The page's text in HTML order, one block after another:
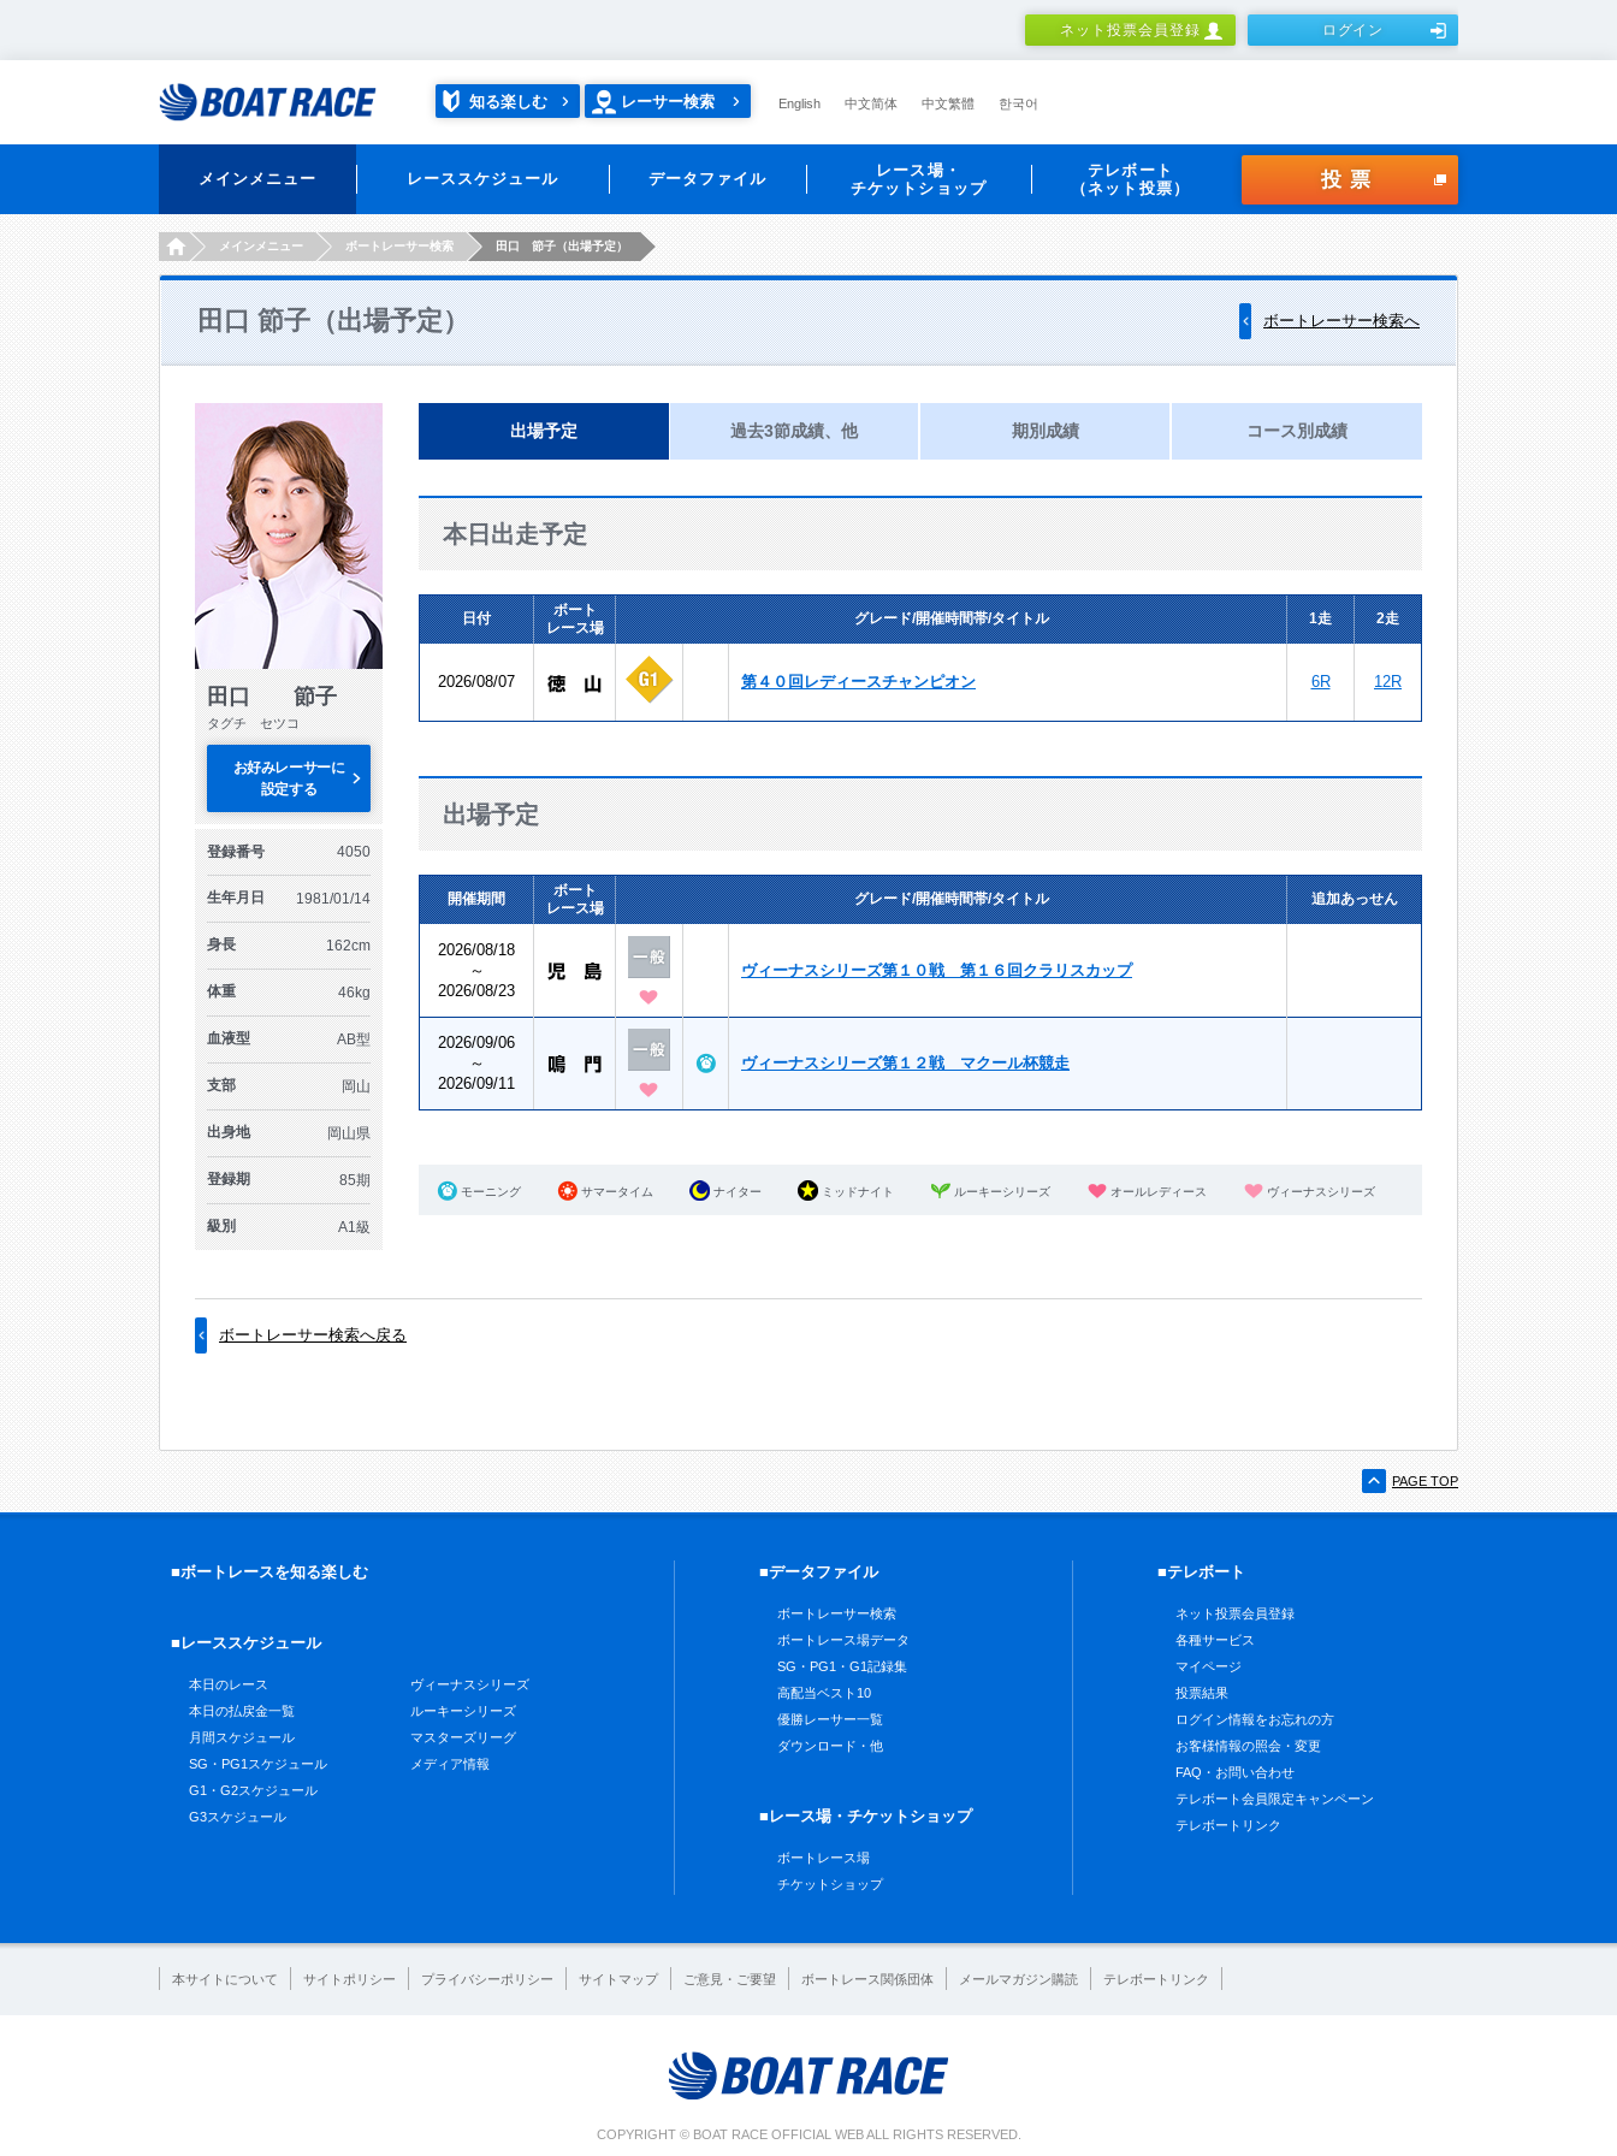
ネット投票会員登録 ログイン
知る楽しむ レーサー検索 English 中文简体 中文繁體 한국어
メインメニュー レーススケジュール データファイル
レース場・
チケットショップ
テレボート
（ネット投票）
投票
HOMEメインメニュー ボートレーサー検索 田口 節子（出場予定）
田口 節子（出場予定） ボートレーサー検索へ
田口 節子
タグチ セツコ
お好みレーサーに
設定する
登録番号 4050
生年月日 1981/01/14
身長 162cm
体重 46kg
血液型 AB型
支部 岡山
出身地 岡山県
登録期 85期
級別 A1級
出場予定 過去3節成績、他 期別成績 コース別成績
本日出走予定
日付
ボート
レース場
グレード/開催時間帯/タイトル 1走 2走
2026/08/07 第４０回レディースチャンピオン 6R 12R
出場予定
開催期間
ボート
レース場
グレード/開催時間帯/タイトル 追加あっせん
2026/08/18
～
2026/08/23
ヴィーナスシリーズ第１０戦 第１６回クラリスカップ
2026/09/06
～
2026/09/11
ヴィーナスシリーズ第１２戦 マクール杯競走
モーニング サマータイム ナイター ミッドナイト ルーキーシリーズ オールレディース ヴィーナスシリーズ
ボートレーサー検索へ戻る
PAGE TOP
■ボートレースを知る楽しむ
■レーススケジュール
本日のレース
本日の払戻金一覧
月間スケジュール
SG・PG1スケジュール
G1・G2スケジュール
G3スケジュール
ヴィーナスシリーズ
ルーキーシリーズ
マスターズリーグ
メディア情報
■データファイル
ボートレーサー検索
ボートレース場データ
SG・PG1・G1記録集
高配当ベスト10
優勝レーサー一覧
ダウンロード・他
■レース場・チケットショップ
ボートレース場
チケットショップ
■テレボート
ネット投票会員登録
各種サービス
マイページ
投票結果
ログイン情報をお忘れの方
お客様情報の照会・変更
FAQ・お問い合わせ
テレボート会員限定キャンペーン
テレボートリンク
本サイトについて サイトポリシー プライバシーポリシー サイトマップ ご意見・ご要望 ボートレース関係団体 メールマガジン購読 テレボートリンク
COPYRIGHT © BOAT RACE OFFICIAL WEB ALL RIGHTS RESERVED.